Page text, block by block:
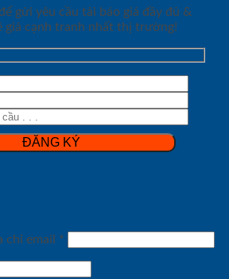
gửi yêu cầu tải báo giá đầy đủ &
giá cạnh tranh nhất thị trường!
chỉ email *